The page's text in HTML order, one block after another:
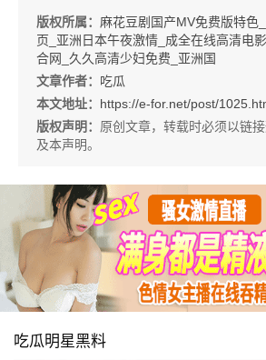
版权所属： 麻花豆剧国产MV免费版特色
页_亚洲日本午夜激情_成全在线高清电
合网_久久高清少妇免费_亚洲国
文章作者： 吃瓜
本文地址： https://e-for.net/post/
版权声明： 原创文章，转载时必须以链
及本声明。
吃瓜明星黑料